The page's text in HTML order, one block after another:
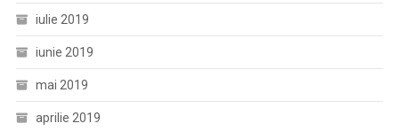
iulie 2019
iunie 2019
mai 2019
aprilie 2019